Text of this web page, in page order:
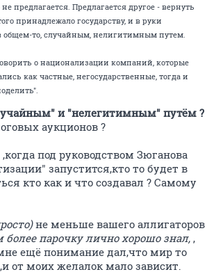
предлагается. Предлагается другое - вернуть
принадлежало государству, и в руки
общем-то, случайным, нелигитимным путем.
о национализации компаний, которые
как частные, негосударственные, тогда и
и "нелегитимным" путём ?
аукционов ?
под руководством Зюганова
запустится,кто то будет в
кто как и что создавал ? Самому
не меньше вашего аллигаторов
более парочку лично хорошо знал, ,
ещё понимание дал,что мир то
от моих желалок мало зависит.